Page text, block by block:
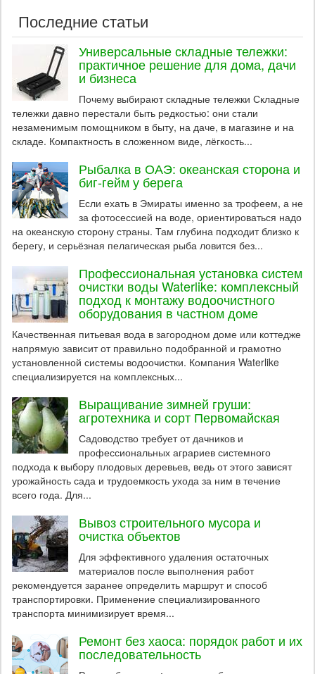
Последние статьи
Универсальные складные тележки:
практичное решение для дома, дачи
и бизнеса
Почему выбирают складные тележки Складные
тележки давно перестали быть редкостью: они стали
незаменимым помощником в быту, на даче, в магазине и на
складе. Компактность в сложенном виде, лёгкость...
Рыбалка в ОАЭ: океанская сторона и
биг-гейм у берега
Если ехать в Эмираты именно за трофеем, а не
за фотосессией на воде, ориентироваться надо
на океанскую сторону страны. Там глубина подходит близко к
берегу, и серьёзная пелагическая рыба ловится без...
Профессиональная установка систем
очистки воды Waterlike: комплексный
подход к монтажу водоочистного
оборудования в частном доме
Качественная питьевая вода в загородном доме или коттедже
напрямую зависит от правильно подобранной и грамотно
установленной системы водоочистки. Компания Waterlike
специализируется на комплексных...
Выращивание зимней груши:
агротехника и сорт Первомайская
Садоводство требует от дачников и
профессиональных аграриев системного
подхода к выбору плодовых деревьев, ведь от этого зависят
урожайность сада и трудоемкость ухода за ним в течение
всего года. Для...
Вывоз строительного мусора и
очистка объектов
Для эффективного удаления остаточных
материалов после выполнения работ
рекомендуется заранее определить маршрут и способ
транспортировки. Применение специализированного
транспорта минимизирует время...
Ремонт без хаоса: порядок работ и их
последовательность